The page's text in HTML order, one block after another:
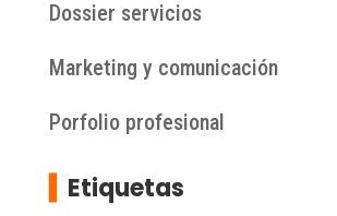
Dossier servicios
Marketing y comunicación
Porfolio profesional
Etiquetas